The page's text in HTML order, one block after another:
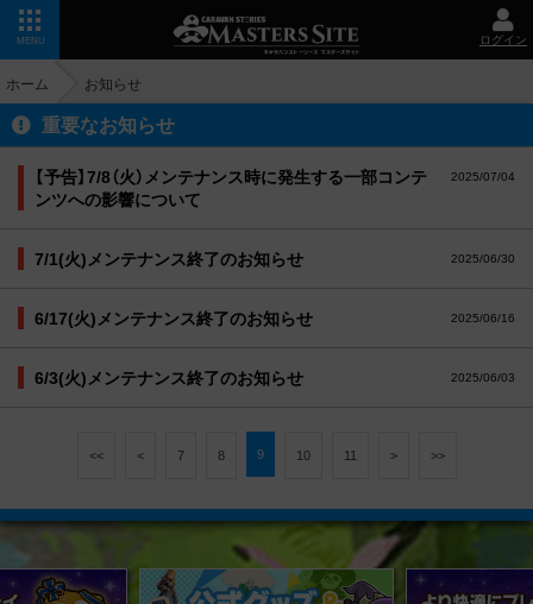
MENU ログイン
ホーム お知らせ
重要なお知らせ
【予告】7/8（火）メンテナンス時に発生する一部コンテ
ンツへの影響について
2025/07/04
7/1(火)メンテナンス終了のお知らせ 2025/06/30
6/17(火)メンテナンス終了のお知らせ 2025/06/16
6/3(火)メンテナンス終了のお知らせ 2025/06/03
<< < 7 8 9 10 11 > >>